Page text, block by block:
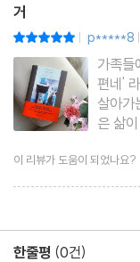
거
| p*****8 |
가족들
편네'
살아가
은 삶이 느껴진다.
부조리
이 리뷰가 도움이 되었나요?
한줄평 (0건)